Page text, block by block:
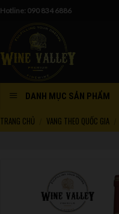
Hotline: 090 834 6886
DANH MỤC SẢN PHẨM
TRANG CHỦ VANG THEO QUỐC GIA